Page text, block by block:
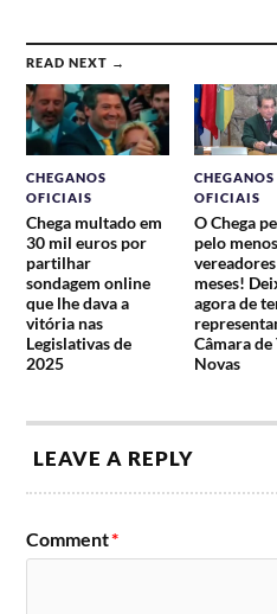
READ NEXT →
CHEGANOS
OFICIAIS
Chega multado em
30 mil euros por
partilhar
sondagem online
que lhe dava a
vitória nas
Legislativas de
2025
CHEGANOS
OFICIAIS
O Chega
pelo
meses!
agora de
Câmara de
Novas
LEAVE A REPLY
Comment*